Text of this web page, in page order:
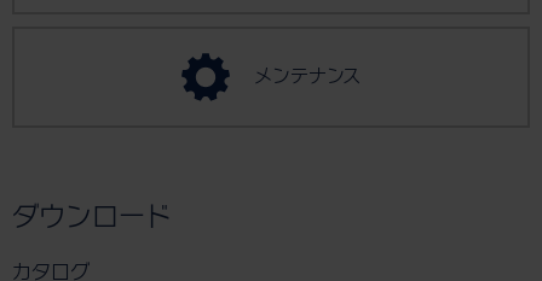
メンテナンス
ダウンロード
カタログ